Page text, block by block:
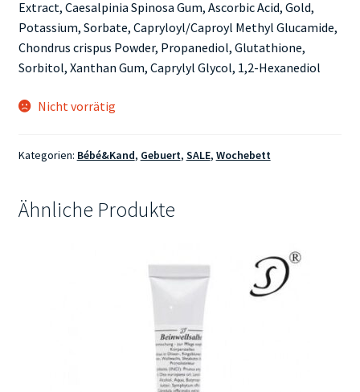
Extract, Caesalpinia Spinosa Gum, Ascorbic Acid, Gold,
Potassium, Sorbate, Capryloyl/Caproyl Methyl Glucamide,
Chondrus crispus Powder, Propanediol, Glutathione,
Sorbitol, Xanthan Gum, Caprylyl Glycol, 1,2-​Hexanediol
Nicht vorrätig
Kategorien: Bébé&Kand, Gebuert, SALE, Wochebett
Ähnliche Produkte